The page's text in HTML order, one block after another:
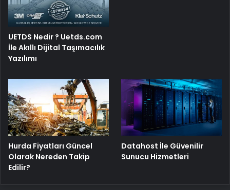
UETDS Nedir ? Uetds.com
İle Akıllı Dijital Taşımacılık
Yazılımı
Hurda Fiyatları Güncel
Olarak Nereden Takip
Edilir?
Datahost İle Güvenilir
Sunucu Hizmetleri